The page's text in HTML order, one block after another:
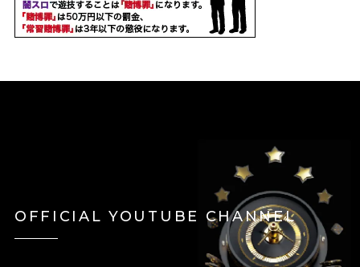
OFFICIAL YOUTUBE CHANNEL